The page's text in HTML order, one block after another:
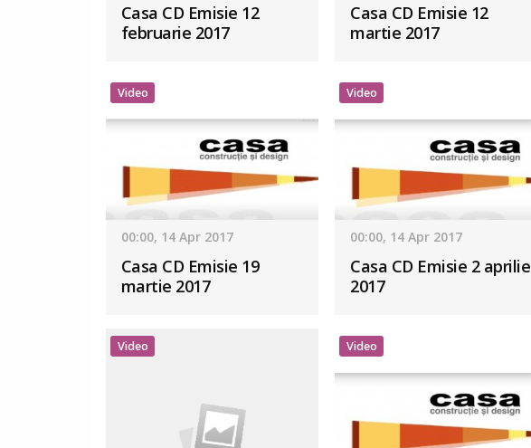
Casa CD Emisie 12
februarie 2017
Casa CD Emisie 12
martie 2017
Video
00:00, 14 Apr 2017
Casa CD Emisie 19
martie 2017
Video
00:00, 14 Apr 2017
Casa CD Emisie 2 aprilie
2017
Video Video